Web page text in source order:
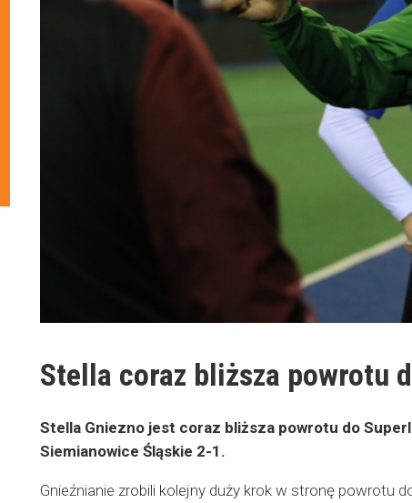
Stella coraz bliższa powrotu
Stella Gniezno jest coraz bliższa powrotu do
Siemianowice Śląskie 2-1.
Gnieźnianie zrobili kolejny duży krok w stronę powrotu